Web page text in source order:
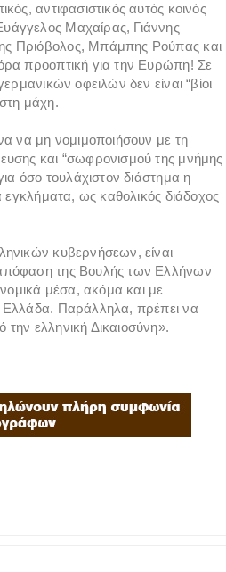
αντιφασιστικός αυτός κοινός
Μαχαίρας, Γιάννης
Πριόβολος, Μπάμπης Ρούπας και
προοπτική για την Ευρώπη! Σε
οφειλών δεν είναι “βίοι
μάχη.
να μη νομιμοποιήσουν με τη
και “σωφρονισμού της μνήμης
όσο τουλάχιστον διάστημα η
εγκλήματα, ως καθολικός διάδοχος
κυβερνήσεων, είναι
της Βουλής των Ελλήνων
μέσα, ακόμα και με
Ελλάδα. Παράλληλα, πρέπει να
ελληνική Δικαιοσύνη».